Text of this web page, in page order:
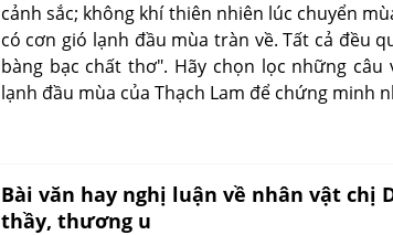
cảnh sắc; không khí thiên nhiên lúc chuyển
có cơn gió lạnh đầu mùa tràn về. Tất cả đều
bàng bạc chất thơ". Hãy chọn lọc những
lạnh đầu mùa của Thạch Lam để chứng minh
Bài văn hay nghị luận về nhân vật chị
thầy, thương u